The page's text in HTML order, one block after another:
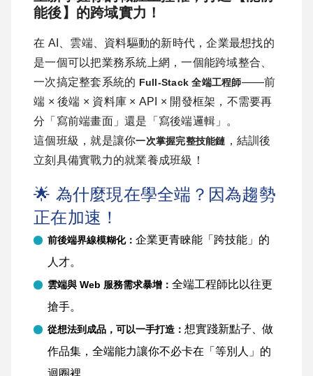
能後】的跨域實力！
在 AI、雲端、資料驅動的新時代，企業最想找的
是一個可以把業務系統上網，一個能跨域整合、
一次搞定整套系統的 Full-Stack 全端工程師——前
端 × 後端 × 資料庫 × API × 開發框架，不需要再
分「寫前端畫面」還是「寫後端邏輯」。
這個班級，就是讓你一次掌握完整技能鏈 ，結訓後
立刻具備實戰力的就業養成班級！
🌟 為什麼現在學全端？因為趨勢
正在加速！
前後端界線模糊化： 企業更青睞能「跨技能」的
人才。
雲端與 Web 服務需求暴增： 全端工程師比以往更
搶手。
從想法到成品，可以一手打造： 想實踐新點子、做
作品集，全端能力讓你不必卡在「等別人」的
迴圈裡。